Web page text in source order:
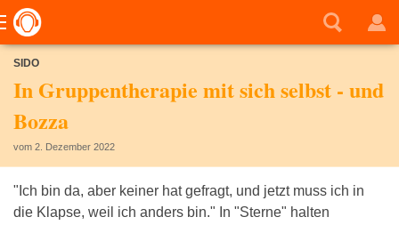
SIDO
In Gruppentherapie mit sich selbst - und
Bozza
vom 2. Dezember 2022
"Ich bin da, aber keiner hat gefragt, und jetzt muss ich in
die Klapse, weil ich anders bin." In "Sterne" halten